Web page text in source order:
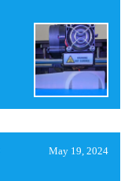
May 19, 2024